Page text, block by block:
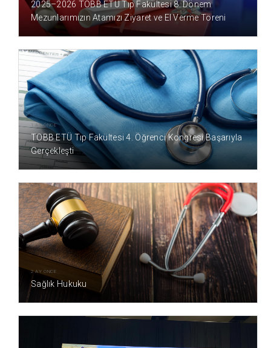
2025–2026 TOBB ETÜ Tıp Fakültesi 8. Dönem
Mezunlarımızın Atamızı Ziyaret ve El Verme Töreni
1 AY ÖNCE
TOBB ETÜ Tıp Fakültesi 4. Öğrenci Kongresi Başarıyla
Gerçekleşti
2 AY ÖNCE
Sağlık Hukuku